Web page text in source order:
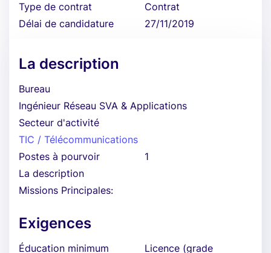
Type de contrat
Contrat
Délai de candidature
27/11/2019
La description
Bureau
Ingénieur Réseau SVA & Applications
Secteur d'activité
TIC / Télécommunications
Postes à pourvoir
1
La description
Missions Principales:
Exigences
Éducation minimum
Licence (grade